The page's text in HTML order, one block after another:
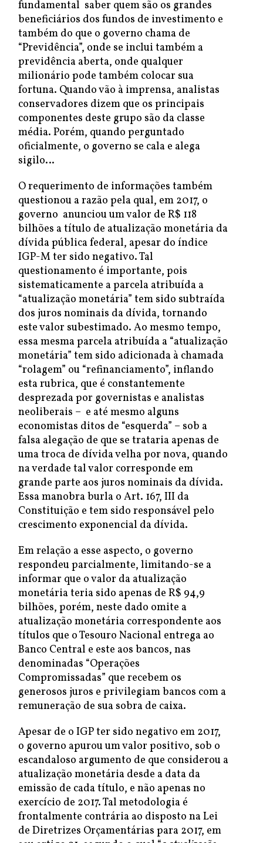
fundamental saber quem são os grandes
beneficiários dos fundos de investimento e
também do que o governo chama de
“Previdência”, onde se inclui também a
previdência aberta, onde qualquer
milionário pode também colocar sua
fortuna. Quando vão à imprensa, analistas
conservadores dizem que os principais
componentes deste grupo são da classe
média. Porém, quando perguntado
oficialmente, o governo se cala e alega
sigilo…
O requerimento de informações também
questionou a razão pela qual, em 2017, o
governo anunciou um valor de R$ 118
bilhões a título de atualização monetária da
dívida pública federal, apesar do índice
IGP-M ter sido negativo. Tal
questionamento é importante, pois
sistematicamente a parcela atribuída a
“atualização monetária” tem sido subtraída
dos juros nominais da dívida, tornando
este valor subestimado. Ao mesmo tempo,
essa mesma parcela atribuída a “atualização
monetária” tem sido adicionada à chamada
“rolagem” ou “refinanciamento”, inflando
esta rubrica, que é constantemente
desprezada por governistas e analistas
neoliberais – e até mesmo alguns
economistas ditos de “esquerda” – sob a
falsa alegação de que se trataria apenas de
uma troca de dívida velha por nova, quando
na verdade tal valor corresponde em
grande parte aos juros nominais da dívida.
Essa manobra burla o Art. 167, III da
Constituição e tem sido responsável pelo
crescimento exponencial da dívida.
Em relação a esse aspecto, o governo
respondeu parcialmente, limitando-se a
informar que o valor da atualização
monetária teria sido apenas de R$ 94,9
bilhões, porém, neste dado omite a
atualização monetária correspondente aos
títulos que o Tesouro Nacional entrega ao
Banco Central e este aos bancos, nas
denominadas “Operações
Compromissadas” que recebem os
generosos juros e privilegiam bancos com a
remuneração de sua sobra de caixa.
Apesar de o IGP ter sido negativo em 2017,
o governo apurou um valor positivo, sob o
escandaloso argumento de que considerou a
atualização monetária desde a data da
emissão de cada título, e não apenas no
exercício de 2017. Tal metodologia é
frontalmente contrária ao disposto na Lei
de Diretrizes Orçamentárias para 2017, em